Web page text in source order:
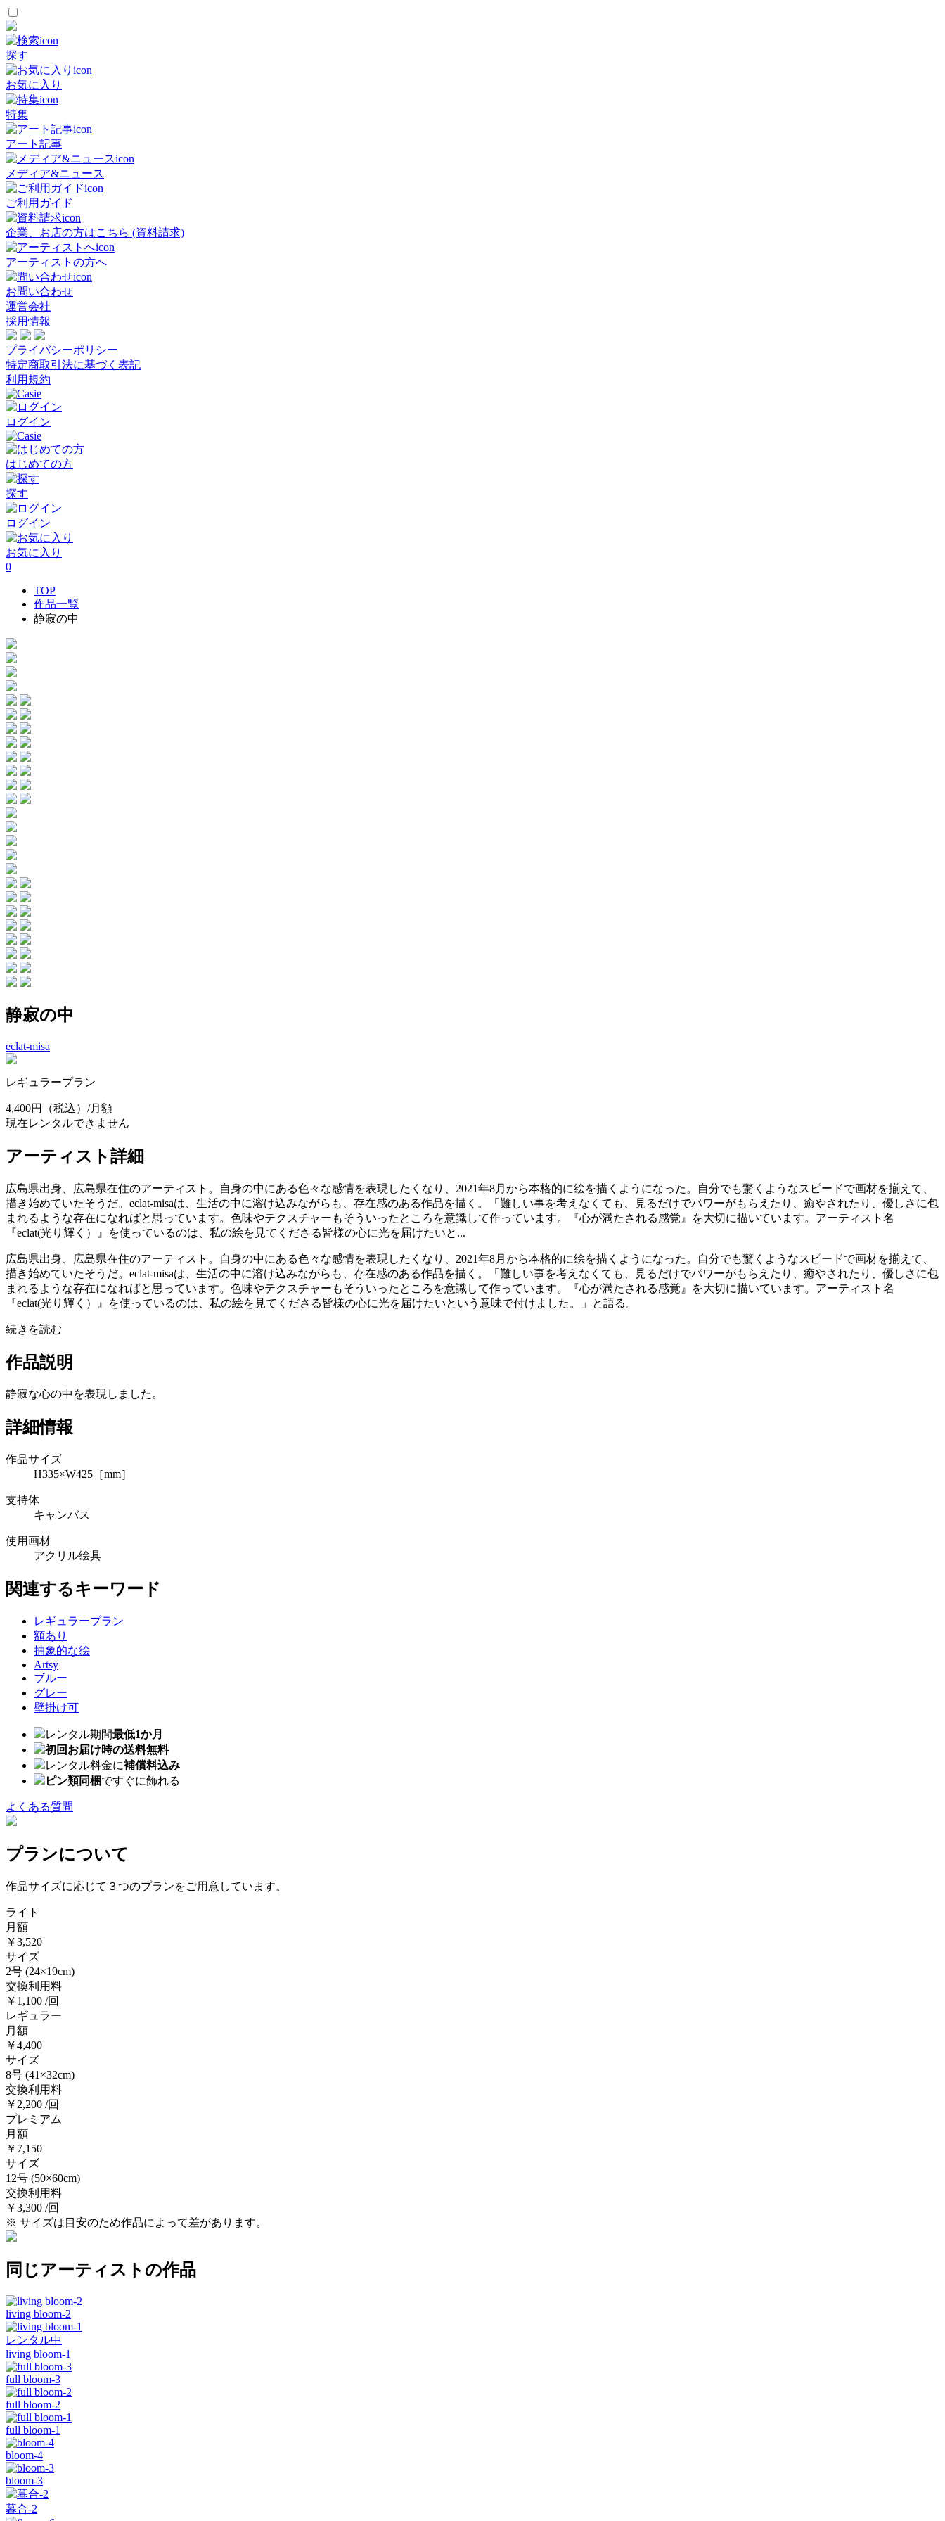
探す
お気に入り
特集
アート記事
メディア&ニュース
ご利用ガイド
企業、お店の方はこちら (資料請求)
アーティストの方へ
お問い合わせ
運営会社
採用情報
プライバシーポリシー
特定商取引法に基づく表記
利用規約
ログイン
はじめての方
探す
ログイン
お気に入り
0
TOP
作品一覧
静寂の中
静寂の中
eclat-misa
レギュラープラン
4,400円
（税込）/月額
現在レンタルできません
アーティスト詳細
広島県出身、広島県在住のアーティスト。自身の中にある色々な感情を表現したくなり、2021年8月から本格的に絵を描くようになった。自分でも驚くようなスピードで画材を揃えて、
描き始めていたそうだ。eclat-misaは、生活の中に溶け込みながらも、存在感のある作品を描く。「難しい事を考えなくても、見るだけでパワーがもらえたり、癒やされたり、優しさに包
まれるような存在になればと思っています。色味やテクスチャーもそういったところを意識して作っています。『心が満たされる感覚』を大切に描いています。アーティスト名
『eclat(光り輝く）』を使っているのは、私の絵を見てくださる皆様の心に光を届けたいと...
広島県出身、広島県在住のアーティスト。自身の中にある色々な感情を表現したくなり、2021年8月から本格的に絵を描くようになった。自分でも驚くようなスピードで画材を揃えて、
描き始めていたそうだ。eclat-misaは、生活の中に溶け込みながらも、存在感のある作品を描く。「難しい事を考えなくても、見るだけでパワーがもらえたり、癒やされたり、優しさに包
まれるような存在になればと思っています。色味やテクスチャーもそういったところを意識して作っています。『心が満たされる感覚』を大切に描いています。アーティスト名
『eclat(光り輝く）』を使っているのは、私の絵を見てくださる皆様の心に光を届けたいという意味で付けました。」と語る。
続きを読む
作品説明
静寂な心の中を表現しました。
詳細情報
作品サイズ
H335×W425［mm］
支持体
キャンバス
使用画材
アクリル絵具
関連するキーワード
レギュラープラン
額あり
抽象的な絵
Artsy
ブルー
グレー
壁掛け可
レンタル期間最低1か月
初回お届け時の送料無料
レンタル料金に補償料込み
ピン類同梱ですぐに飾れる
よくある質問
プランについて
作品サイズに応じて３つのプランをご用意しています。
ライト
月額
￥3,520
サイズ
2号 (24×19cm)
交換利用料
￥1,100 /回
レギュラー
月額
￥4,400
サイズ
8号 (41×32cm)
交換利用料
￥2,200 /回
プレミアム
月額
￥7,150
サイズ
12号 (50×60cm)
交換利用料
￥3,300 /回
※ サイズは目安のため作品によって差があります。
同じアーティストの作品
living bloom-2
レンタル中
living bloom-1
full bloom-3
full bloom-2
full bloom-1
bloom-4
bloom-3
暮合-2